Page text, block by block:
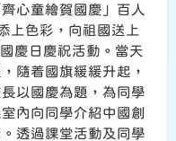
心童繪賀國慶」百人
上色彩，向祖國送上
慶日慶祝活動。當天
隨着國旗緩緩升起，
以國慶為題，為同學
內向同學介紹中國創
透過課堂活動及同學